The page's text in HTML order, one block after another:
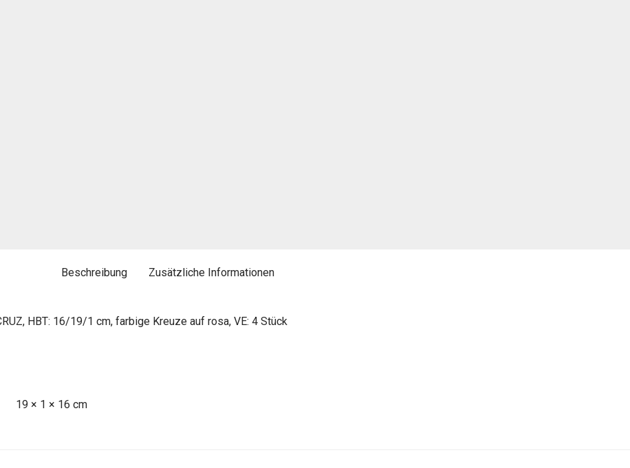
Beschreibung Zusätzliche Informationen
HBT: 16/19/1 cm, farbige Kreuze auf rosa, VE: 4 Stück
19 × 1 × 16 cm